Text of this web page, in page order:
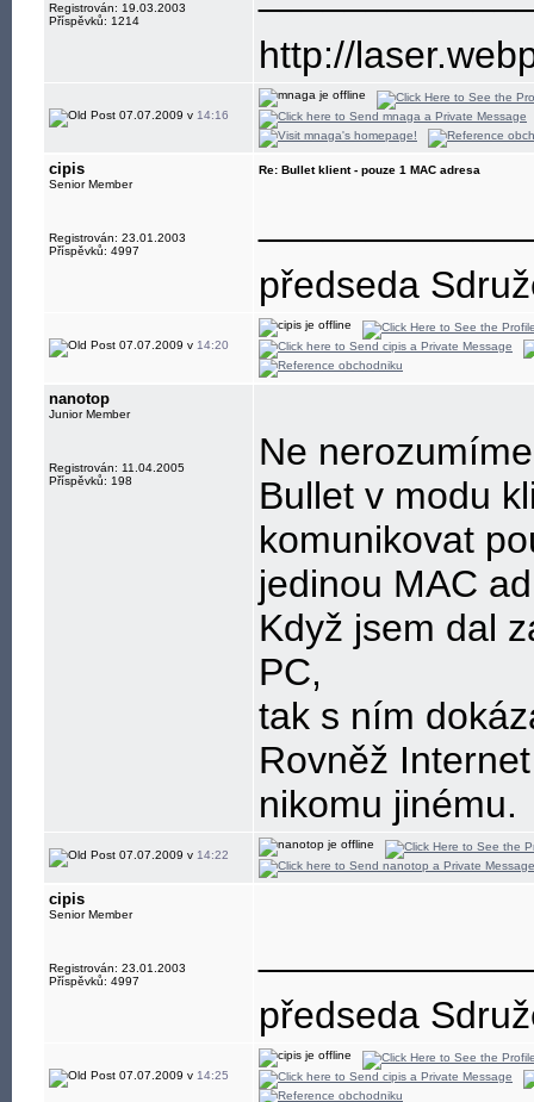
Registrován: 19.03.2003
Příspěvků: 1214
http://
07.07.2009 v 14:16
cipis
Senior Member
Registrován: 23.01.2003
Příspěvků: 4997
Re: Bullet klient - pouze 1 MAC adresa
předseda
07.07.2009 v 14:20
nanotop
Junior Member
Registrován: 11.04.2005
Příspěvků: 198
Ne
Bullet v modu
komunikovat
jedinou MAC
Když jsem dal
PC,
tak s ním
Rovněž
nikomu jinému.
07.07.2009 v 14:22
cipis
Senior Member
Registrován: 23.01.2003
Příspěvků: 4997
předseda
07.07.2009 v 14:25